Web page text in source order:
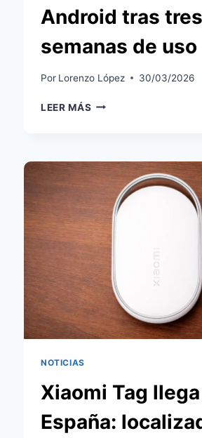
Android tras tres
semanas de uso
Por Lorenzo López 30/03/2026
LEER MÁS ANÁLISIS
ANDROID
TRAS
SEMANAS
DE
NOTICIAS
Xiaomi Tag
España: